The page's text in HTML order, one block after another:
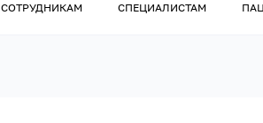
СОТРУДНИКАМ СПЕЦИАЛИСТАМ